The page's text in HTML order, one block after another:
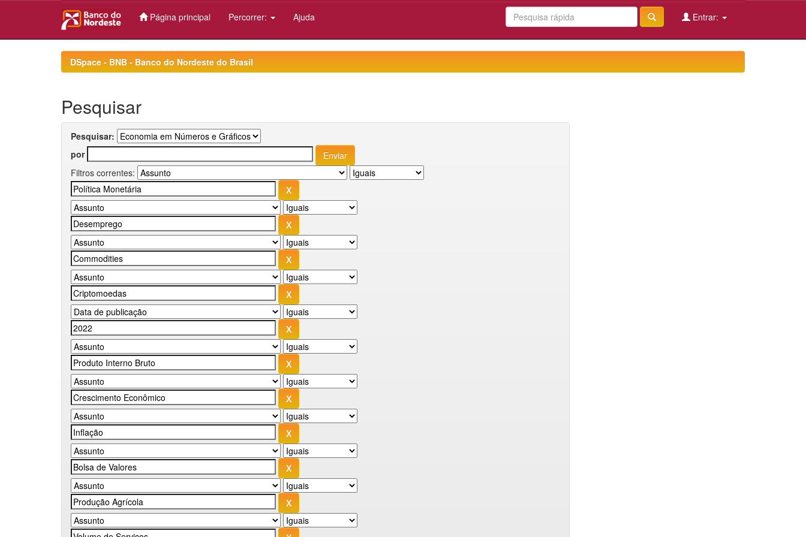
Página principal Percorrer: Ajuda Entrar:
DSpace - BNB - Banco do Nordeste do Brasil
Pesquisar
Pesquisar:
por
Filtros correntes: